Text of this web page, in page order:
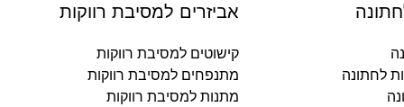
לחתונה
אביזרים למסיבת רווקות
קישוטים למסיבת רווקות
מתנפחים למסיבת רווקות
מתנות למסיבת רווקות